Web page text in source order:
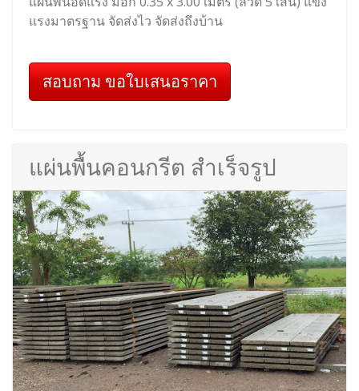
แรงมาตรฐาน จัดส่งไว จัดส่งถึงบ้าน
สอบถาม ขอใบเสนอราคา
แผ่นพื้นคอนกรีต สำเร็จรูป